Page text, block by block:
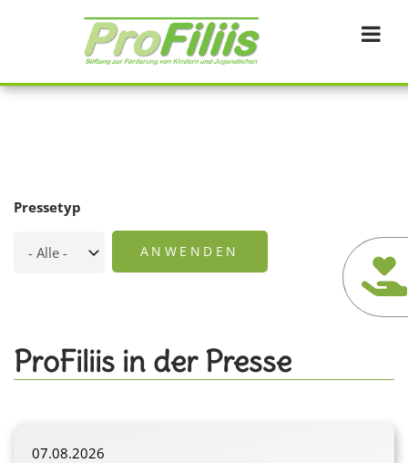
Pressetyp
ProFiliis in der Presse
07.08.2026